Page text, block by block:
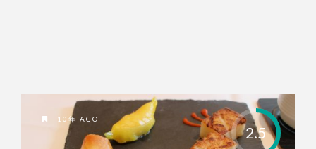
2.5
10年 AGO